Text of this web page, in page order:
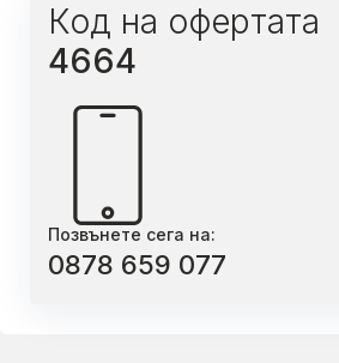
Код на офертата
4664
Позвънете сега на:
0878 659 077